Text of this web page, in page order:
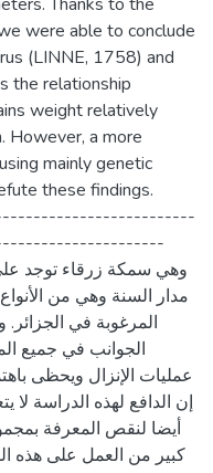
were able to conclude
(LINNE, 1758) and
the relationship
weight relatively
However, a more
mainly genetic
these findings.
مدار السنة وهي من
المرغوبة في
الجوانب في جميع
عمليات الإنزال ويحظى
إن الدافع لهذه الدراسة
أيضا لنقص المعرفة